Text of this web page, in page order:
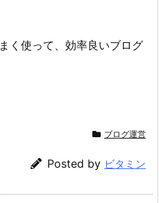
く使って、効率良いブログ
ブログ運営
Posted by ビタミン